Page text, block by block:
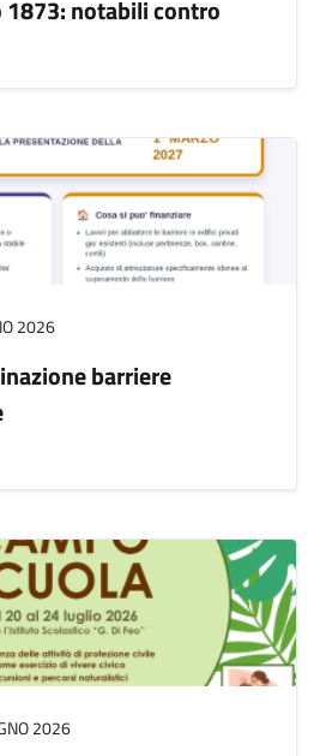
1873: notabili contro
2026
barriere
2026